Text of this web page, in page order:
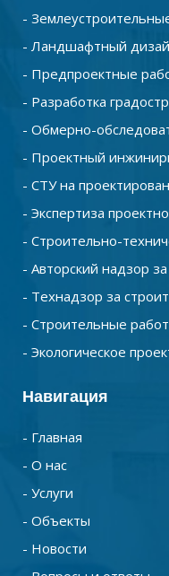
-
- Ландшафтный
- Предпроектные
- Разработка
- Обмерно-
- Проектный
- СТУ на
- Экспертиза
- Строительно-
- Авторский надзор
- Технадзор за
- Строительные
- Экологическое
Навигация
- Главная
- О нас
- Услуги
- Объекты
- Новости